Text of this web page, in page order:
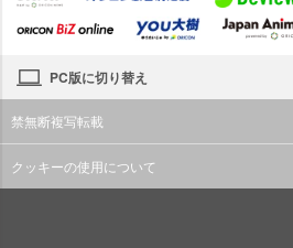
PC版に切り替え
禁無断複写転載
クッキーの使用について